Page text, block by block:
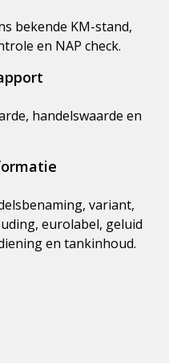
bekende KM-stand,
en NAP check.
handelswaarde en
variant,
eurolabel, geluid
en tankinhoud.